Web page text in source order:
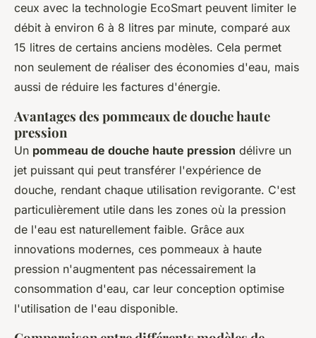
ceux avec la technologie EcoSmart peuvent limiter le
débit à environ 6 à 8 litres par minute, comparé aux
15 litres de certains anciens modèles. Cela permet
non seulement de réaliser des économies d'eau, mais
aussi de réduire les factures d'énergie.
Avantages des pommeaux de douche haute
pression
Un pommeau de douche haute pression délivre un
jet puissant qui peut transférer l'expérience de
douche, rendant chaque utilisation revigorante. C'est
particulièrement utile dans les zones où la pression
de l'eau est naturellement faible. Grâce aux
innovations modernes, ces pommeaux à haute
pression n'augmentent pas nécessairement la
consommation d'eau, car leur conception optimise
l'utilisation de l'eau disponible.